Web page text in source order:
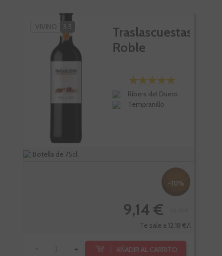
VIVINO 3,5
Traslascuestas
Roble
Ribera del Duero
Tempranillo
Botella de 75cl.
-10%
9,14 €
Te sale a 12,18 €/l
- + AÑADIR AL CARRITO